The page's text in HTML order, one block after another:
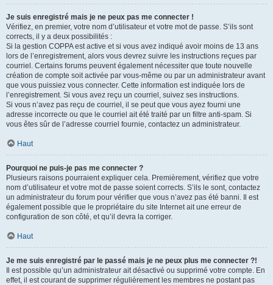
Je suis enregistré mais je ne peux pas me connecter !
Vérifiez, en premier, votre nom d’utilisateur et votre mot de passe. S’ils sont
corrects, il y a deux possibilités :
Si la gestion COPPA est active et si vous avez indiqué avoir moins de 13 ans
lors de l’enregistrement, alors vous devrez suivre les instructions reçues par
courriel. Certains forums peuvent également nécessiter que toute nouvelle
création de compte soit activée par vous-même ou par un administrateur avant
que vous puissiez vous connecter. Cette information est indiquée lors de
l’enregistrement. Si vous avez reçu un courriel, suivez ses instructions.
Si vous n’avez pas reçu de courriel, il se peut que vous ayez fourni une
adresse incorrecte ou que le courriel ait été traité par un filtre anti-spam. Si
vous êtes sûr de l’adresse courriel fournie, contactez un administrateur.
Haut
Pourquoi ne puis-je pas me connecter ?
Plusieurs raisons pourraient expliquer cela. Premièrement, vérifiez que votre
nom d’utilisateur et votre mot de passe soient corrects. S’ils le sont, contactez
un administrateur du forum pour vérifier que vous n’avez pas été banni. Il est
également possible que le propriétaire du site Internet ait une erreur de
configuration de son côté, et qu’il devra la corriger.
Haut
Je me suis enregistré par le passé mais je ne peux plus me connecter ?!
Il est possible qu’un administrateur ait désactivé ou supprimé votre compte. En
effet, il est courant de supprimer régulièrement les membres ne postant pas